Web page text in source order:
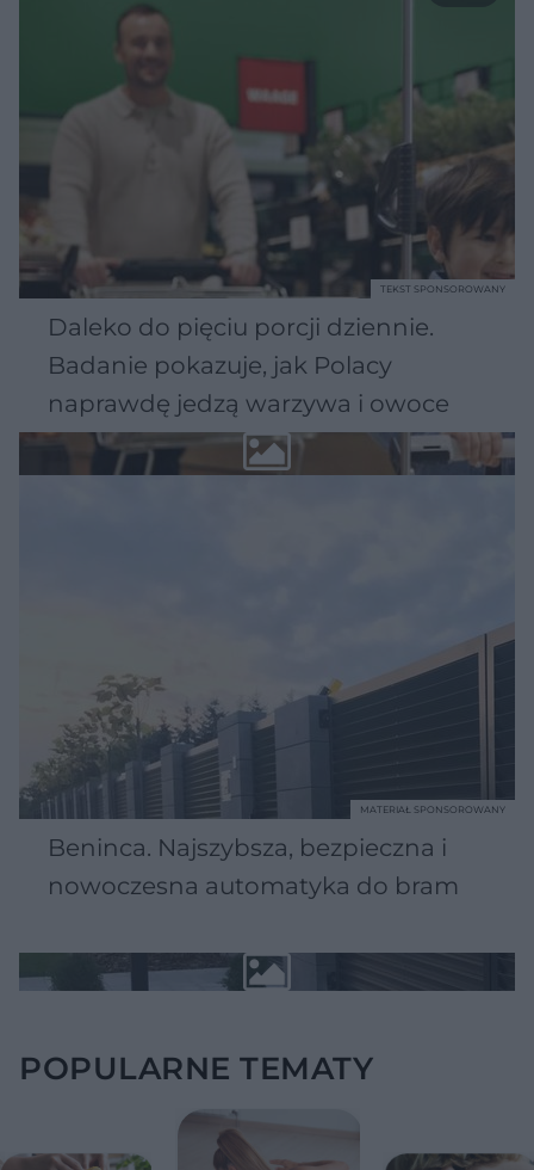
Daleko do pięciu porcji dziennie.
Badanie pokazuje, jak Polacy
naprawdę jedzą warzywa i owoce
TEKST SPONSOROWANY
Beninca. Najszybsza, bezpieczna i
nowoczesna automatyka do bram
MATERIAŁ SPONSOROWANY
POPULARNE TEMATY